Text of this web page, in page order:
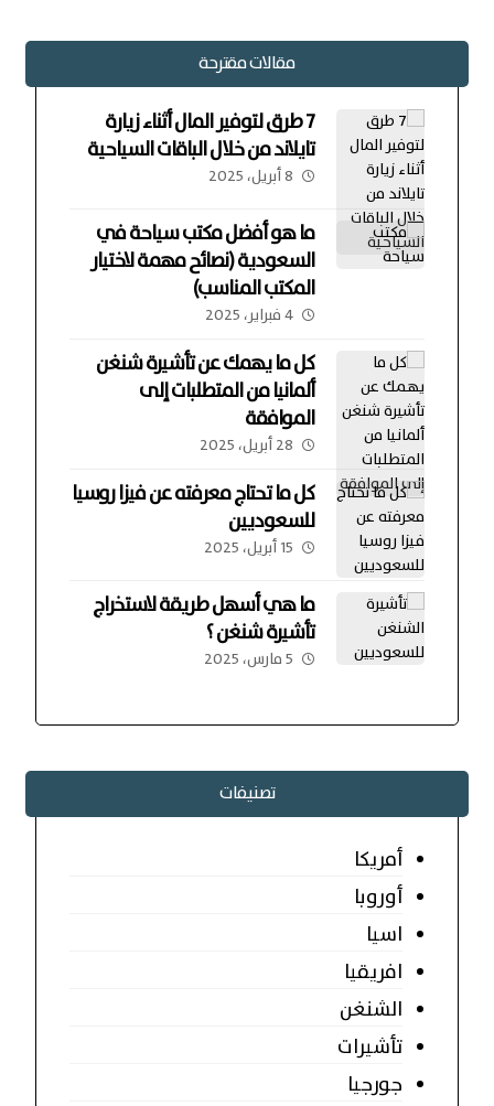
مقالات مقترحة
7 طرق لتوفير المال أثناء زيارة
تايلاند من خلال الباقات السياحية
8 أبريل، 2025
ما هو أفضل مكتب سياحة في
السعودية (نصائح مهمة لاختيار
المكتب المناسب)
4 فبراير، 2025
كل ما يهمك عن تأشيرة شنغن
ألمانيا من المتطلبات إلى
الموافقة
28 أبريل، 2025
كل ما تحتاج معرفته عن فيزا روسيا
للسعوديين
15 أبريل، 2025
ما هي أسهل طريقة لاستخراج
تأشيرة شنغن ؟
5 مارس، 2025
تصنيفات
أمريكا
أوروبا
اسيا
افريقيا
الشنغن
تأشيرات
جورجيا